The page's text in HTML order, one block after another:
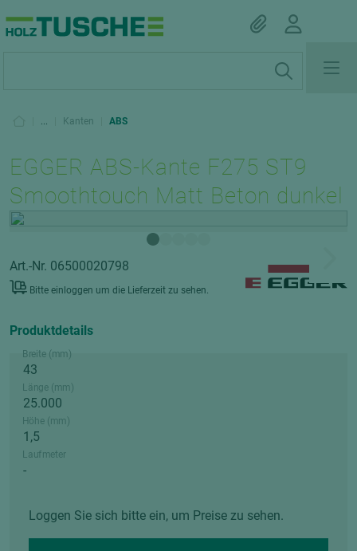
... Kanten ABS
EGGER ABS-Kante F275 ST9
Smoothtouch Matt Beton dunkel
Art.-Nr. 06500020798
Bitte einloggen um die Lieferzeit zu sehen.
Produktdetails
Breite (mm)
Länge (mm)
Höhe (mm)
Laufmeter
Loggen Sie sich bitte ein, um Preise zu sehen.